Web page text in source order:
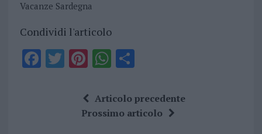
Vacanze Sardegna
Condividi l'articolo
F T Pi
te
re
W
at
s
S
a
re
Articolo precedente
Prossimo articolo